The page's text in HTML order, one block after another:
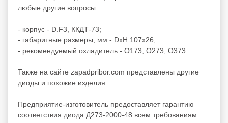
любые другие вопросы.
- корпус - D.F3, ККДТ-73;
- габаритные размеры, мм - DxH 107x26;
- рекомендуемый охладитель - О173, О273, О373.
Также на сайте zapadpribor.com представлены другие
диоды и похожие изделия.
Предприятие-изготовитель предоставляет гарантию
соответствия диода Д273-2000-48 всем требованиям